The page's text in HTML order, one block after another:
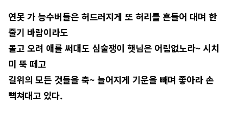
연못 가 능수버들은 허드러지게 또 허리를 흔들어 대며 한
줄기 바람이라도
몰고 오려 애를 써대도 심술쟁이 햇님은 어림없노라~ 시치
미 뚝 떼고
길위의 모든 것들을 축~ 늘어지게 기운을 빼며 좋아라 손
뼉쳐대고 있다.